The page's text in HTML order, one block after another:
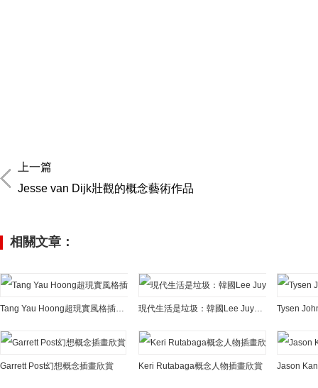
上一篇
Jesse van Dijk壯觀的概念藝術作品
相關文章：
Tysen
Garrett Post幻想概念插畫欣賞 Keri Rutabaga概念人物插畫欣賞 Jason